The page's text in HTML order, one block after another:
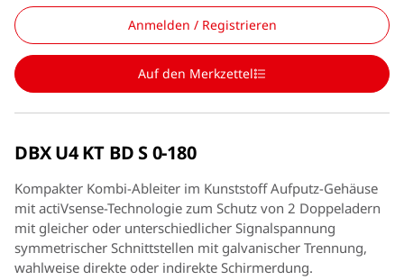
Anmelden / Registrieren
Auf den Merkzettel
DBX U4 KT BD S 0-180
Kompakter Kombi-Ableiter im Kunststoff Aufputz-Gehäuse
mit actiVsense-Technologie zum Schutz von 2 Doppeladern
mit gleicher oder unterschiedlicher Signalspannung
symmetrischer Schnittstellen mit galvanischer Trennung,
wahlweise direkte oder indirekte Schirmerdung.